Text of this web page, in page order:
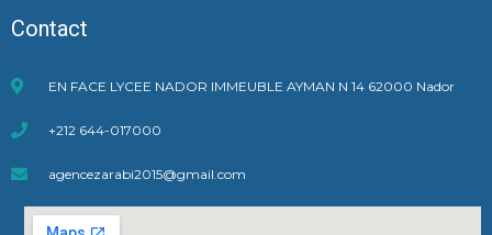
Contact
EN FACE LYCEE NADOR IMMEUBLE AYMAN N 14 62000 Nador
+212 644-017000
agencezarabi2015@gmail.com